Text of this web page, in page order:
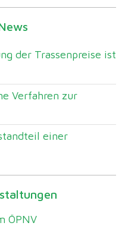
der Trassenpreise ist
Verfahren zur
einer
ÖPNV